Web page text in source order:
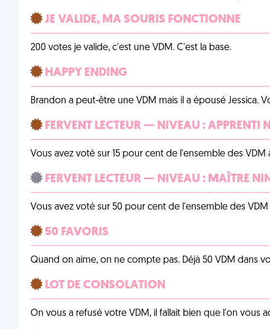
JE VALIDE, MA SOURIS FONCTIONNE
200 votes je valide, c'est une VDM. C'est la base.
HAPPY ENDING
Brandon a peut-être une VDM mais il a épousé Jessica.
FERVENT LECTEUR — NIVEAU : APPRENTI
Vous avez voté sur 15 pour cent de l'ensemble des VDM
FERVENT LECTEUR — NIVEAU : MAÎTRE
Vous avez voté sur 50 pour cent de l'ensemble des VDM
50 FAVORIS
Quand on aime, on ne compte pas. Déjà 50 VDM dans
LOT DE CONSOLATION
On vous a refusé votre VDM, il fallait bien que l'on vous